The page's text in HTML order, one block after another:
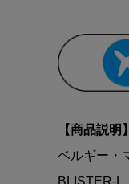
【商品説明】
ベルギー・